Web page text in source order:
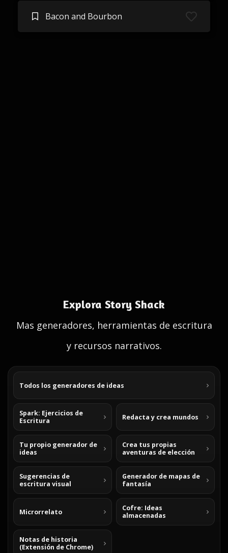
Bacon and Bourbon
Explora Story Shack
Mas generadores, herramientas de escritura
y recursos narrativos.
Todos los generadores de ideas
Spark: Ejercicios de
Escritura
Redacta y crea mundos
Tu propio generador de
ideas
Crea tus propias
aventuras de elección
Sugerencias de
escritura visual
Generador de mapas de
fantasía
Microrrelato
Cofre: Ideas
almacenadas
Notas de historia
(Extensión de Chrome)